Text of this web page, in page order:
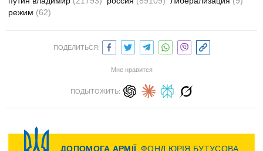
режим (62)
ПОДЕЛИТЬСЯ:
Мне нравится
ПОДЫТОЖИТЬ: